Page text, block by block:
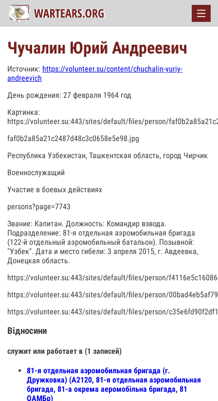
Чучалин Юрий Андреевич
Источник: https://volunteer.su/content/chuchalin-yuriy-
andreevich
День рождения: 27 февраля 1964 год
Картинка:
https://volunteer.su:443/sites/default/files/person/
faf0b2a85a21c2487d48c3c0658e5e98.jpg
Республика Узбекистан, Ташкентская область, город Чирчик
Военнослужащий
Участие в боевых действиях
persons?page=7743
Звание: Капитан. Должность: Командир взвода.
Подразделение: 81-я отдельная аэромобильная бригада
(122-й отдельный аэромобильный батальон). Позывной:
"Узбек". Дата и место гибели: 3 апреля 2015, г. Авдеевка,
Донецкая область.
https://volunteer.su:443/sites/default/files/person/
https://volunteer.su:443/sites/default/files/person/
https://volunteer.su:443/sites/default/files/person/
Відносини
служит или работает в (1 записей)
81-я отдельная аэромобильная бригада (г.
Дружковка) (А2120, 81-я отдельная аэромобильная
бригада, 81-а окрема аеромобільна бригада, 81
ОАМБр)